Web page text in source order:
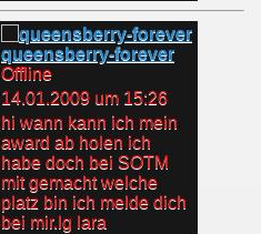
queensberry-forever
Offline
14.01.2009 um 15:26
hi wann kann ich mein
award ab holen ich
habe doch bei SOTM
mit gemacht welche
platz bin ich melde dich
bei mir.lg lara